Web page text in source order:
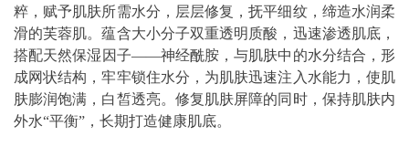
粹，赋予肌肤所需水分，层层修复，抚平细纹，缔造水润柔
滑的芙蓉肌。蕴含大小分子双重透明质酸，迅速渗透肌底，
搭配天然保湿因子——神经酰胺，与肌肤中的水分结合，形
成网状结构，牢牢锁住水分，为肌肤迅速注入水能力，使肌
肤膨润饱满，白皙透亮。修复肌肤屏障的同时，保持肌肤内
外水“平衡”，长期打造健康肌底。